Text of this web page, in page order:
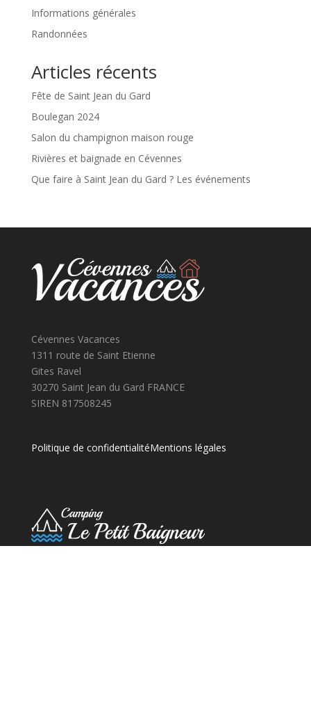
Informations générales
Randonnées
Articles récents
Fête de Saint Jean du Gard
Boulegan 2024
Salon du champignon maison rouge
Rivières et baignade en Cévennes
Que faire à Saint Jean du Gard ? Les événements
Cévennes Vacances
1311 route de Saint Etienne
Gites Ravel
30270 Saint Jean du Gard FRANCE
SIREN 817508245
Politique de confidentialitéMentions légales